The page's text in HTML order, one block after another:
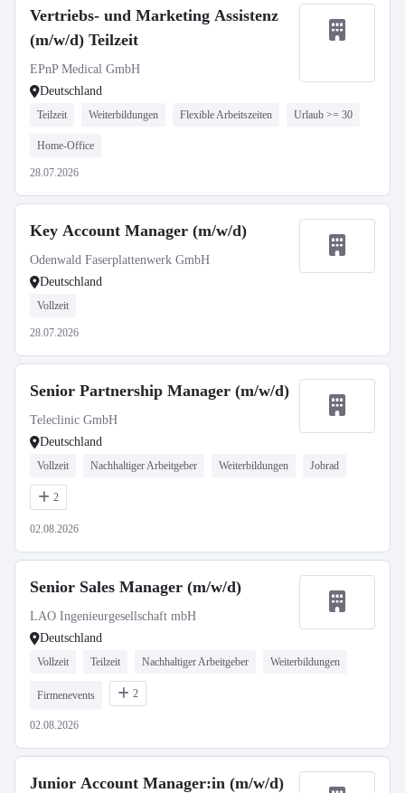
Vertriebs- und Marketing Assistenz
(m/w/d) Teilzeit
EPnP Medical GmbH
Deutschland
Teilzeit Weiterbildungen Flexible Arbeitszeiten Urlaub >= 30
Home-Office
28.07.2026
Key Account Manager (m/w/d)
Odenwald Faserplattenwerk GmbH
Deutschland
Vollzeit
28.07.2026
Senior Partnership Manager (m/w/d)
Teleclinic GmbH
Deutschland
Vollzeit Nachhaltiger Arbeitgeber Weiterbildungen Jobrad
2
02.08.2026
Senior Sales Manager (m/w/d)
LAO Ingenieurgesellschaft mbH
Deutschland
Vollzeit Teilzeit Nachhaltiger Arbeitgeber Weiterbildungen
Firmenevents 2
02.08.2026
Junior Account Manager:in (m/w/d)